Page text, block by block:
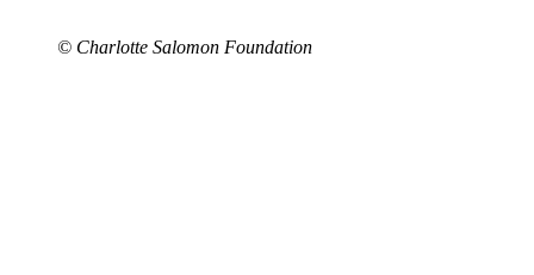
© Charlotte Salomon Foundation